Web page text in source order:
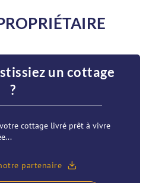
un cottage
?
cottage livré prêt à vivre
partenaire